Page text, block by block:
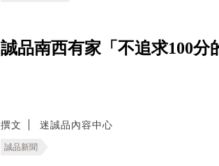
誠品南西有家「不追求100分
撰文 迷誠品內容中心
誠品新聞